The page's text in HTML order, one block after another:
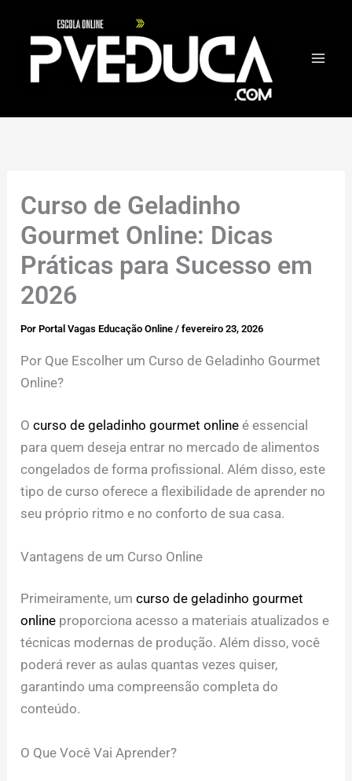
Curso de Geladinho
Gourmet Online: Dicas
Práticas para Sucesso em
2026
PorPortal Vagas Educação Online/fevereiro 23, 2026
Por Que Escolher um Curso de Geladinho Gourmet
Online?
Ocurso de geladinho gourmet online é essencial
para quem deseja entrar no mercado de alimentos
congelados de forma profissional. Além disso, este
tipo de curso oferece a flexibilidade de aprender no
seu próprio ritmo e no conforto de sua casa.
Vantagens de um Curso Online
Primeiramente, umcurso de geladinho gourmet
online proporciona acesso a materiais atualizados e
técnicas modernas de produção. Além disso, você
poderá rever as aulas quantas vezes quiser,
garantindo uma compreensão completa do
conteúdo.
O Que Você Vai Aprender?